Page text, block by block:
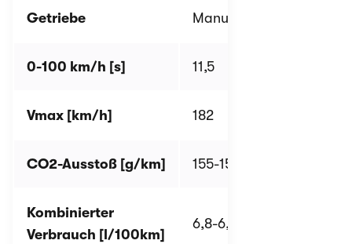
Getriebe Manuell
0-100 km/h [s] 11,5
Vmax [km/h] 182
CO2-Ausstoß [g/km] 155-159
Kombinierter
Verbrauch [l/100km]
6,8-6,9